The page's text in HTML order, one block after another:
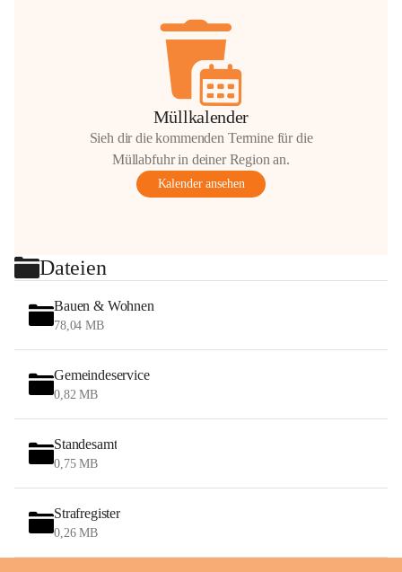
Müllkalender
Sieh dir die kommenden Termine für die
Müllabfuhr in deiner Region an.
Kalender ansehen
Dateien
Bauen & Wohnen
78,04 MB
Gemeindeservice
0,82 MB
Standesamt
0,75 MB
Strafregister
0,26 MB